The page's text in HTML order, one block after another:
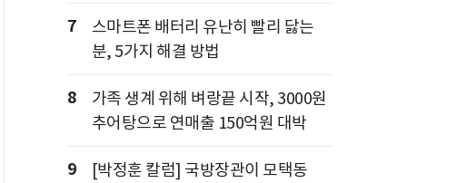
7
스마트폰 배터리 유난히 빨리 닳는
분, 5가지 해결 방법
8
가족 생계 위해 벼랑끝 시작, 3000원
추어탕으로 연매출 150억원 대박
9
[박정훈 칼럼] 국방장관이 모택동